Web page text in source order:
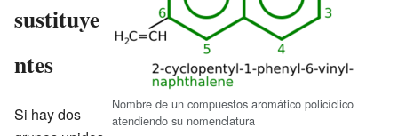
Nombre de un compuestos aromático policíclico
atendiendo su nomenclatura
sustituye
ntes
Si hay dos